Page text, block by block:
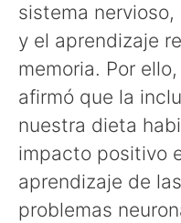
sistema
y el aprendizaje
memoria. Por ello,
afirmó que la
nuestra dieta
impacto positivo
aprendizaje de
problemas